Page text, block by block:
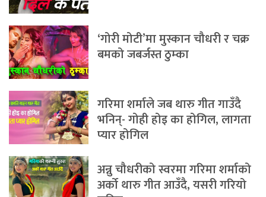
‘गोरी मोटी’मा मुस्कान चौधरी र चक्र
बमको जबर्जस्त ठुम्का
गरिमा शर्माले जब थारु गीत गाउँदै
भनिन्- गोही होइ का होगिल, लागता
प्यार होगिल
अन्नु चौधरीको स्वरमा गरिमा शर्माको
अर्को थारु गीत आउँदै, यसरी गरियो